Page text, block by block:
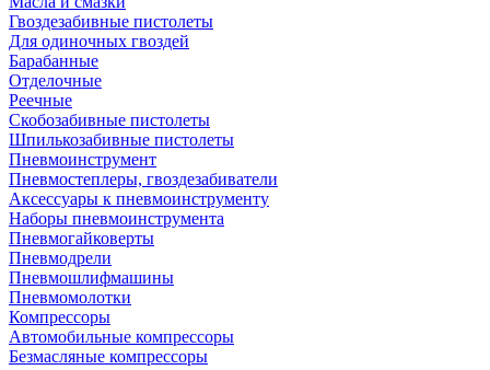
Гвоздезабивные пистолеты
Для одиночных гвоздей
Барабанные
Отделочные
Реечные
Скобозабивные пистолеты
Шпилькозабивные пистолеты
Пневмоинструмент
Пневмостеплеры, гвоздезабиватели
Аксессуары к пневмоинструменту
Наборы пневмоинструмента
Пневмогайковерты
Пневмодрели
Пневмошлифмашины
Пневмомолотки
Компрессоры
Автомобильные компрессоры
Безмасляные компрессоры